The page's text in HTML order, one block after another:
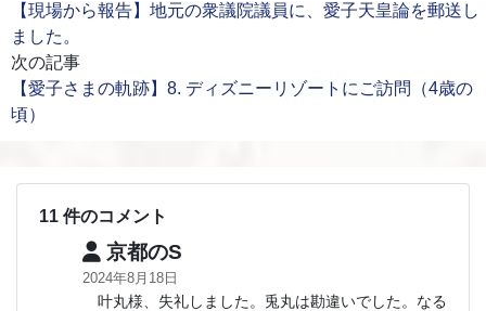
【現場から報告】地元の衆議院議員に、愛子天皇論を郵送し
ました。
次の記事
【愛子さまの軌跡】8. ディズニーリゾートにご訪問（4歳の
頃）
11 件のコメント
京都のS
2024年8月18日
叶丸様、失礼しました。兎丸は勘違いでした。なる